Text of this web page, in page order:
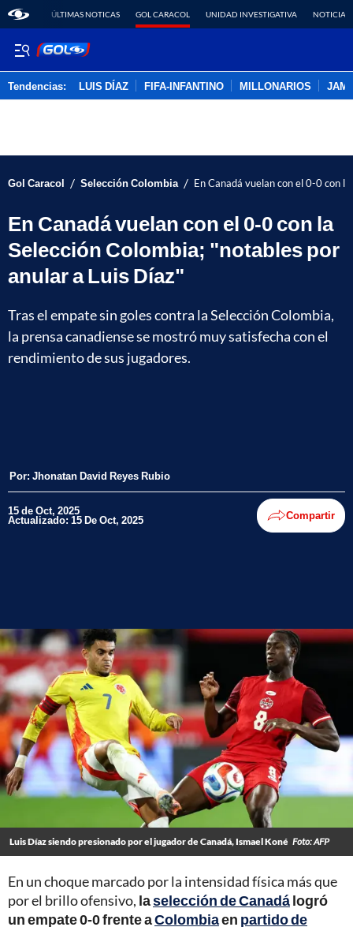
ÚLTIMAS NOTICAS GOL CARACOL UNIDAD INVESTIGATIVA NOTICIAS
Tendencias: LUIS DÍAZ FIFA-INFANTINO MILLONARIOS
Gol Caracol / Selección Colombia / En Canadá vuelan con el 0-0 con
En Canadá vuelan con el 0-0 con la
Selección Colombia; "notables por
anular a Luis Díaz"
Tras el empate sin goles contra la Selección Colombia,
la prensa canadiense se mostró muy satisfecha con el
rendimiento de sus jugadores.
Por: Jhonatan David Reyes Rubio
15 de Oct, 2025
Actualizado: 15 De Oct, 2025 Compartir
Luis Díaz siendo presionado por el jugador de Canadá, Ismael Koné Foto: AFP
En un choque marcado por la intensidad física más que
por el brillo ofensivo, laselección de Canadálogró
un empate 0-0 frente aColombiaen partido de